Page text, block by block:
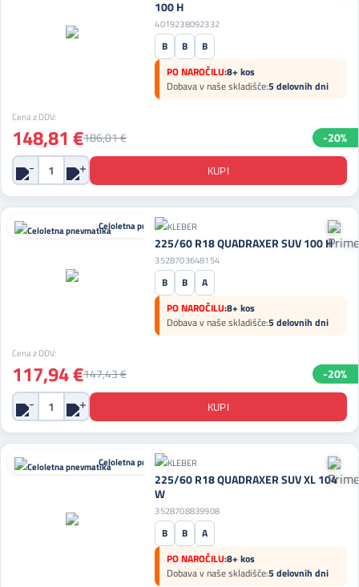
100 H
4019238092332
B B
B
PO NAROČILU:8+ kos
Dobava v naše skladišče:5 delovnih dni
Cena z DDV:
148,81 €186,01 € -20%
Celoletna pnevmatika
225/60 R18 QUADRAXER SUV 100 H
3528703648154
B B
A
PO NAROČILU:8+ kos
Dobava v naše skladišče:5 delovnih dni
Cena z DDV:
117,94 €147,43 € -20%
Celoletna pnevmatika
225/60 R18 QUADRAXER SUV XL 104
W
3528708839908
B B
A
PO NAROČILU:8+ kos
Dobava v naše skladišče:5 delovnih dni